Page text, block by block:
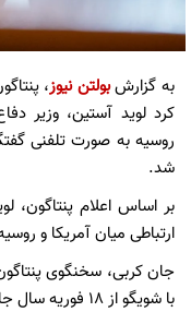
به گزارشبولتن نیوز،
کرد لوید آستین، وزیر
روسیه به صورت تلفنی
شد.
بر اساس اعلام
ارتباطی میان آمریکا و
جان کربی، سخنگوی
با شویگو از ۱۸ فوریه سال جاری میلادی تاکنون است.